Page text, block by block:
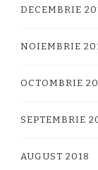
DECEMBRIE
NOIEMBRIE
OCTOMBRIE
SEPTEMBRIE
AUGUST 2018